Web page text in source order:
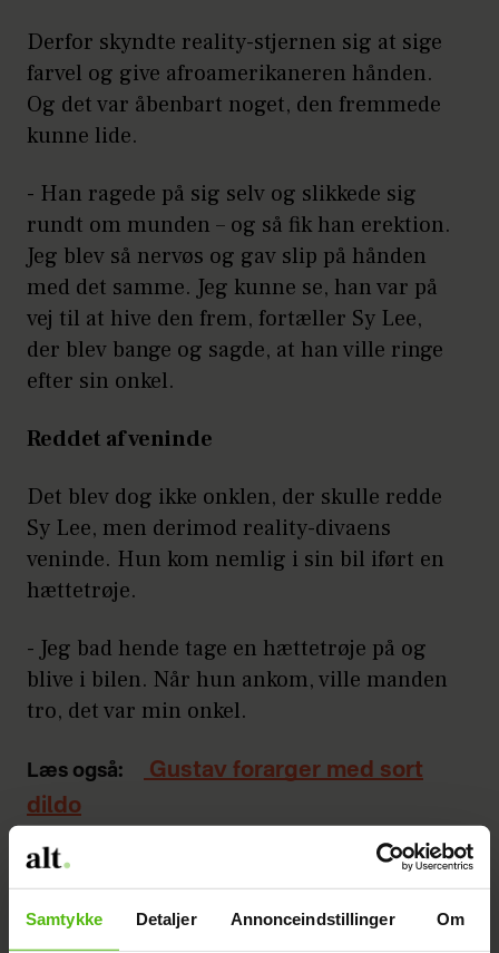
Samtykke Detaljer Annonceindstillinger Om
Derfor skyndte reality-stjernen sig at sige
farvel og give afroamerikaneren hånden.
Og det var åbenbart noget, den fremmede
kunne lide.
- Han ragede på sig selv og slikkede sig
rundt om munden – og så fik han erektion.
Jeg blev så nervøs og gav slip på hånden
med det samme. Jeg kunne se, han var på
vej til at hive den frem, fortæller Sy Lee,
der blev bange og sagde, at han ville ringe
efter sin onkel.
Reddet af veninde
Det blev dog ikke onklen, der skulle redde
Sy Lee, men derimod reality-divaens
veninde. Hun kom nemlig i sin bil iført en
hættetrøje.
- Jeg bad hende tage en hættetrøje på og
blive i bilen. Når hun ankom, ville manden
tro, det var min onkel.
Læs også:
Gustav forarger med sort
dildo